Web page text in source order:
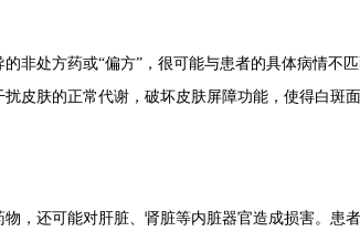
处方药或“偏方”，很可能与患者的具体病情不匹
皮肤的正常代谢，破坏皮肤屏障功能，使得白斑
还可能对肝脏、肾脏等内脏器官造成损害。患